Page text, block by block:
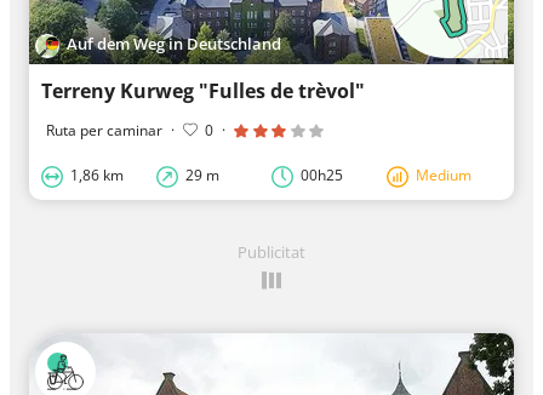
Auf dem Weg in Deutschland
Terreny Kurweg "Fulles de trèvol"
Ruta per caminar · 0 ·
1,86 km 29 m 00h25 Medium
Publicitat